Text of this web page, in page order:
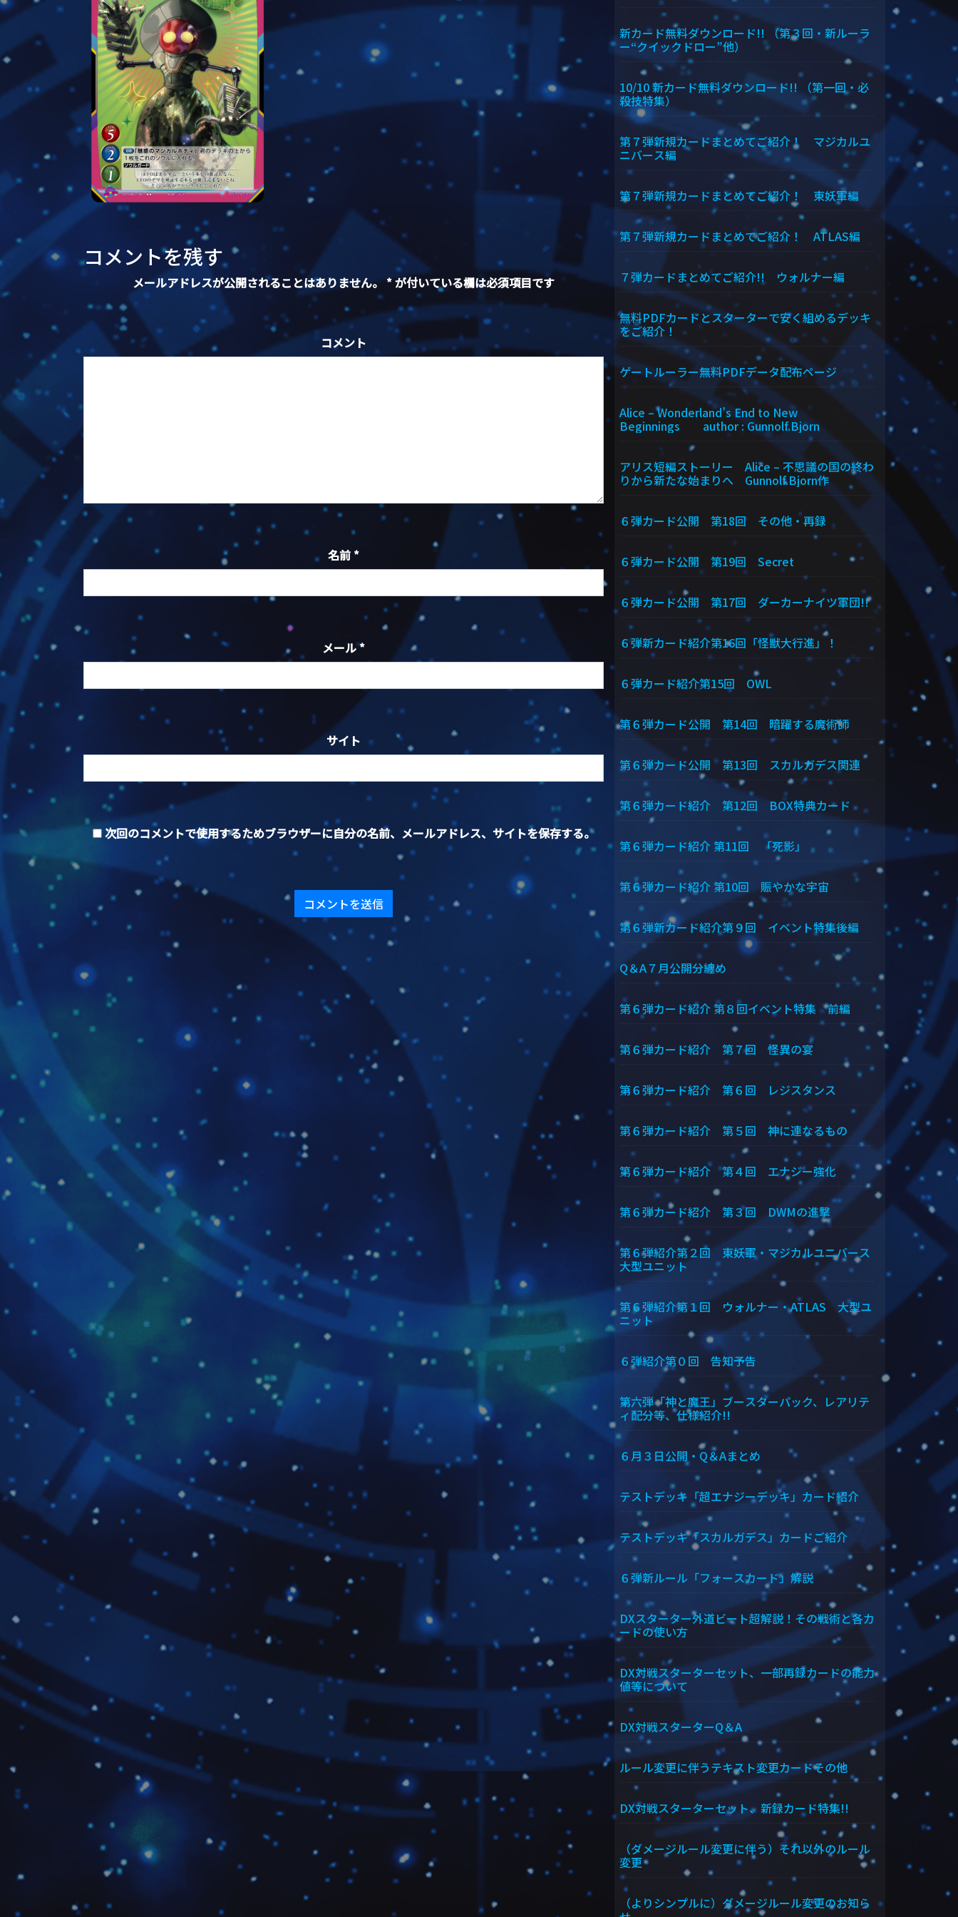
コメントを残す
メールアドレスが公開されることはありません。*が付いている欄は必須項目です
コメント
名前 *
メール*
サイト
次回のコメントで使用するためブラウザーに自分の名前、メールアドレス、サイトを保存する。
新カード無料ダウンロード!! （第３回・新ルーラ
ー“クイックドロー”他）
10/10 新カード無料ダウンロード!! （第一回・必
殺技特集）
第７弾新規カードまとめてご紹介！ マジカルユ
ニバース編
第７弾新規カードまとめてご紹介！ 東妖軍編
第７弾新規カードまとめてご紹介！ ATLAS編
７弾カードまとめてご紹介!! ウォルナー編
無料PDFカードとスターターで安く組めるデッキ
をご紹介！
ゲートルーラー無料PDFデータ配布ページ
Alice – Wonderland’s End to New
Beginnings author : Gunnolf.Bjorn
アリス短編ストーリー Alice – 不思議の国の終わ
りから新たな始まりへ Gunnolf.Bjorn作
６弾カード公開 第18回 その他・再録
６弾カード公開 第19回 Secret
６弾カード公開 第17回 ダーカーナイツ軍団!!
６弾新カード紹介第16回「怪獣大行進」！
６弾カード紹介第15回 OWL
第６弾カード公開 第14回 暗躍する魔術師
第６弾カード公開 第13回 スカルガデス関連
第６弾カード紹介 第12回 BOX特典カード
第６弾カード紹介 第11回 「死影」
第６弾カード紹介 第10回 賑やかな宇宙
第６弾新カード紹介第９回 イベント特集後編
Q＆A７月公開分纏め
第６弾カード紹介 第８回イベント特集 前編
第６弾カード紹介 第７回 怪異の宴
第６弾カード紹介 第６回 レジスタンス
第６弾カード紹介 第５回 神に連なるもの
第６弾カード紹介 第４回 エナジー強化
第６弾カード紹介 第３回 DWMの進撃
第６弾紹介第２回 東妖軍・マジカルユニバース
大型ユニット
第６弾紹介第１回 ウォルナー・ATLAS 大型ユ
ニット
６弾紹介第０回 告知予告
第六弾「神と魔王」ブースターパック、レアリテ
ィ配分等、仕様紹介!!
６月３日公開・Q＆Aまとめ
テストデッキ「超エナジーデッキ」カード紹介
テストデッキ「スカルガデス」カードご紹介
６弾新ルール「フォースカード」解説
DXスターター外道ビート超解説！その戦術と各カ
ードの使い方
DX対戦スターターセット、一部再録カードの能力
値等について
DX対戦スターターQ＆A
ルール変更に伴うテキスト変更カードその他
DX対戦スターターセット、新録カード特集!!
（ダメージルール変更に伴う）それ以外のルール
変更
（よりシンプルに）ダメージルール変更のお知ら